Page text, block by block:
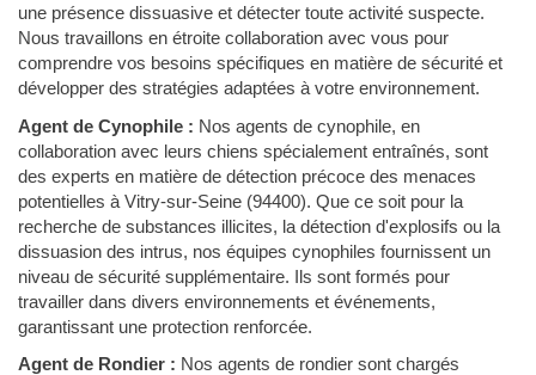
une présence dissuasive et détecter toute activité suspecte.
Nous travaillons en étroite collaboration avec vous pour
comprendre vos besoins spécifiques en matière de sécurité et
développer des stratégies adaptées à votre environnement.
Agent de Cynophile : Nos agents de cynophile, en
collaboration avec leurs chiens spécialement entraînés, sont
des experts en matière de détection précoce des menaces
potentielles à Vitry-sur-Seine (94400). Que ce soit pour la
recherche de substances illicites, la détection d'explosifs ou la
dissuasion des intrus, nos équipes cynophiles fournissent un
niveau de sécurité supplémentaire. Ils sont formés pour
travailler dans divers environnements et événements,
garantissant une protection renforcée.
Agent de Rondier : Nos agents de rondier sont chargés